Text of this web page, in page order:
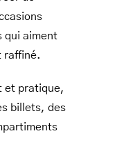
qui aiment
raffiné.
et pratique,
billets, des